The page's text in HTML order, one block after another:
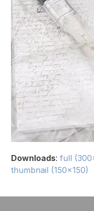
Downloads:full
thumbnail (150x150)